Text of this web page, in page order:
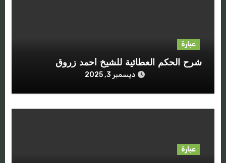
عبارة
شرح الحكم العطائية للشيخ أحمد زروق
ديسمبر 3, 2025
عبارة